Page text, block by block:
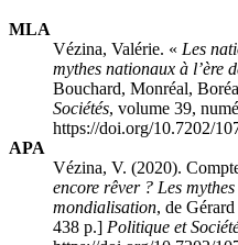
MLA
Vézina, Valérie. « Les
mythes nationaux à l’ère
Bouchard, Monréal,
Sociétés, volume 39,
https://doi.org/10.7202/
APA
Vézina, V. (2020).
encore rêver ? Les
mondialisation, de
438 p.] Politique et